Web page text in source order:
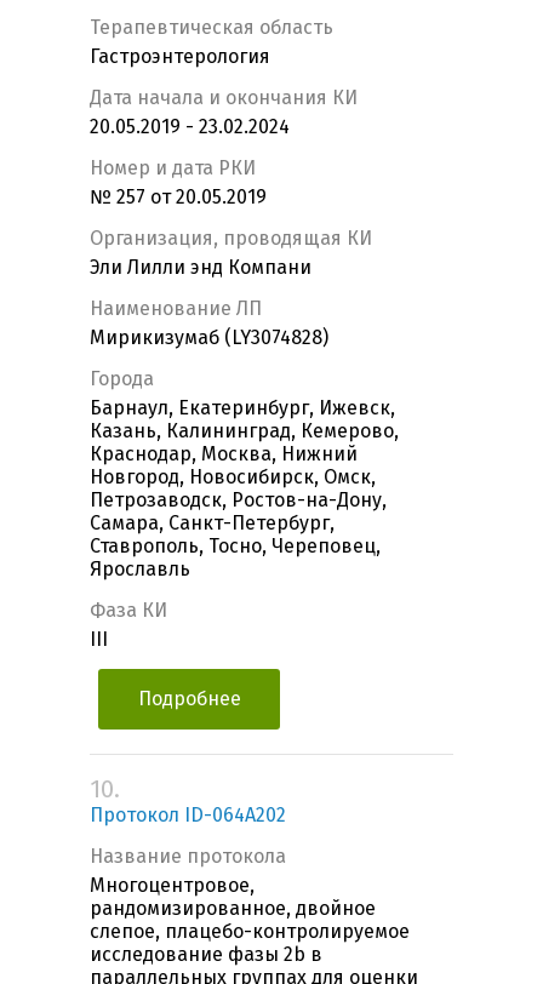
Терапевтическая область
Гастроэнтерология
Дата начала и окончания КИ
20.05.2019 - 23.02.2024
Номер и дата РКИ
№ 257 от 20.05.2019
Организация, проводящая КИ
Эли Лилли энд Компани
Наименование ЛП
Мирикизумаб (LY3074828)
Города
Барнаул, Екатеринбург, Ижевск,
Казань, Калининград, Кемерово,
Краснодар, Москва, Нижний
Новгород, Новосибирск, Омск,
Петрозаводск, Ростов-на-Дону,
Самара, Санкт-Петербург,
Ставрополь, Тосно, Череповец,
Ярославль
Фаза КИ
Подробнее
10.
Протокол ID-064A202
Название протокола
Многоцентровое,
рандомизированное, двойное
слепое, плацебо-контролируемое
исследование фазы 2b в
параллельных группах для оценки